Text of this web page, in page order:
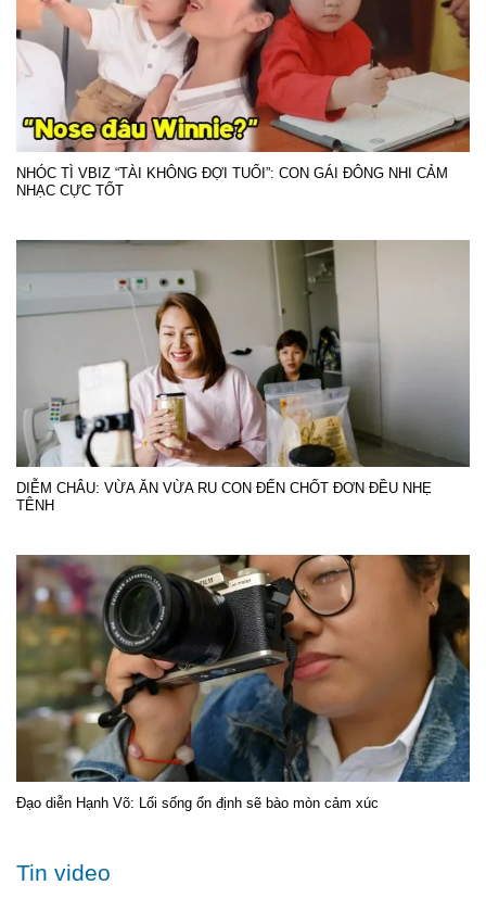
NHÓC TÌ VBIZ “TÀI KHÔNG ĐỢI TUỔI”: CON GÁI ĐÔNG NHI CẢM
NHẠC CỰC TỐT
DIỄM CHÂU: VỪA ĂN VỪA RU CON ĐẾN CHỐT ĐƠN ĐỀU NHẸ
TÊNH
Đạo diễn Hạnh Võ: Lối sống ổn định sẽ bào mòn cảm xúc
Tin video